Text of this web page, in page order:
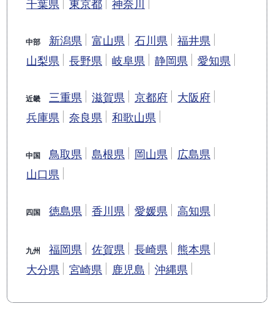
中部 新潟県 富山県 石川県
福井県
山梨県
長野県 岐阜県 静岡県 愛知県
近畿 三重県 滋賀県 京都府
大阪府
兵庫県
奈良県 和歌山県
中国 鳥取県 島根県 岡山県
広島県
山口県
四国 徳島県 香川県 愛媛県 高知県
九州 福岡県 佐賀県 長崎県
熊本県
大分県
宮崎県 鹿児島 沖縄県